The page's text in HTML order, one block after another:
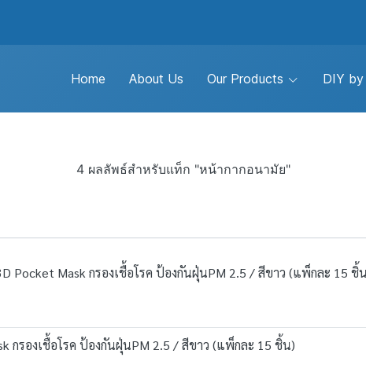
Home About Us Our Products DIY
4 ผลลัพธ์สำหรับแท็ก "หน้ากากอนามัย"
Pocket Mask กรองเชื้อโรค ป้องกันฝุ่นPM 2.5 / สีขาว (แพ็กละ 15 ชิ้
กรองเชื้อโรค ป้องกันฝุ่นPM 2.5 / สีขาว (แพ็กละ 15 ชิ้น)